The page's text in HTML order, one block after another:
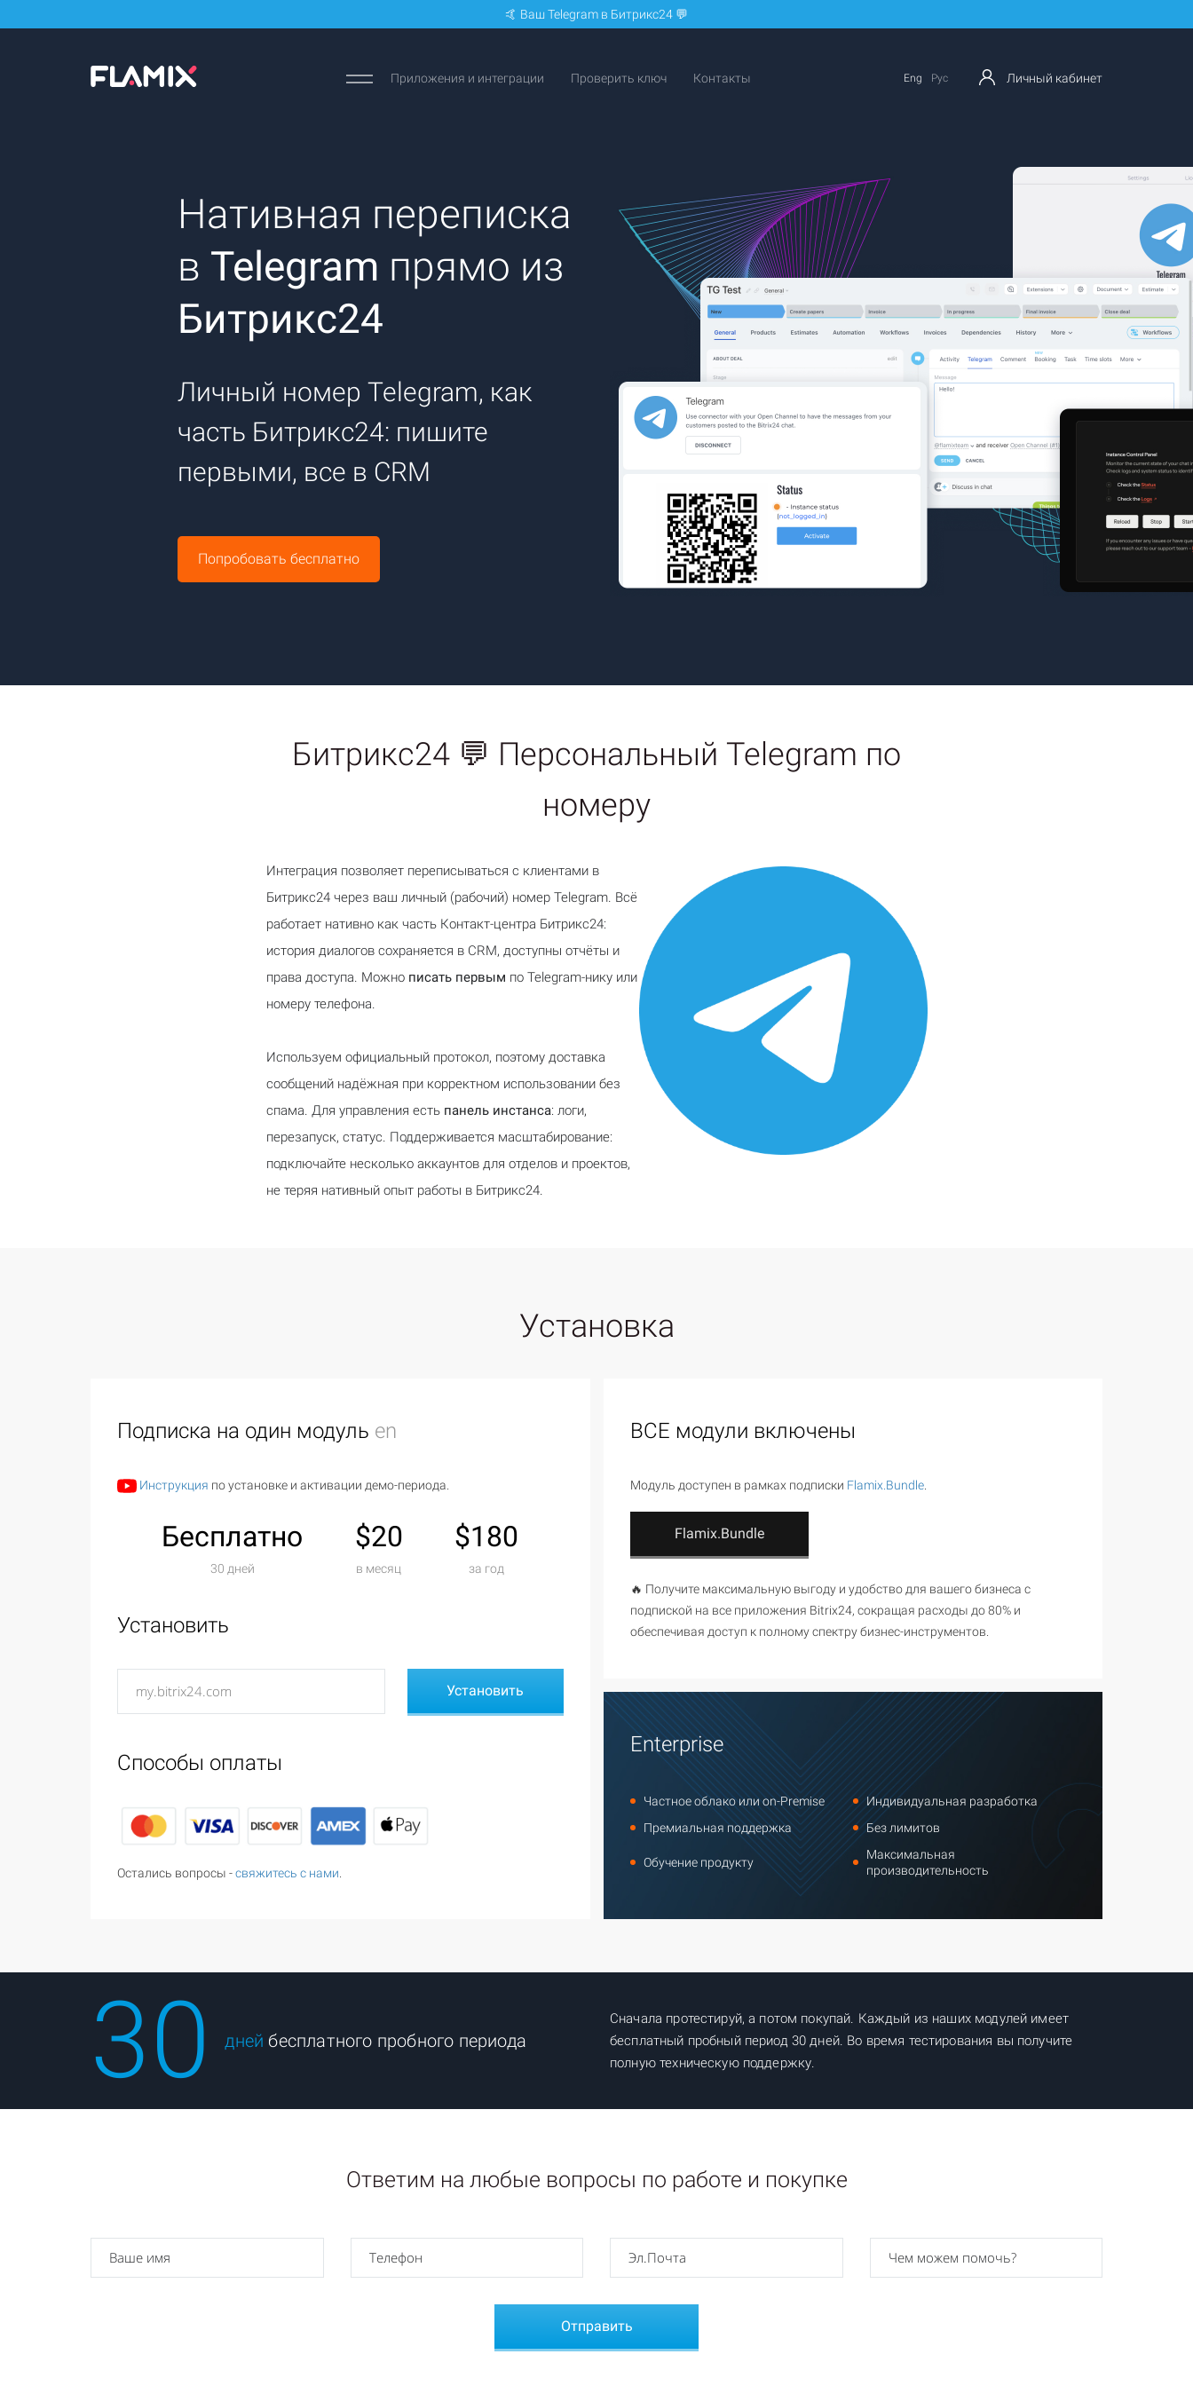
🤙 Ваш Telegram в Битрикс24 💬
Приложения и интеграции Проверить ключ Контакты Eng Рус Личный кабинет
Нативная переписка
в Telegram прямо из
Битрикс24
Личный номер Telegram, как
часть Битрикс24: пишите
первыми, все в CRM
Попробовать бесплатно
Битрикс24 💬 Персональный Telegram по
номеру
Интеграция позволяет переписываться с клиентами в
Битрикс24 через ваш личный (рабочий) номер Telegram. Всё
работает нативно как часть Контакт-центра Битрикс24:
история диалогов сохраняется в CRM, доступны отчёты и
права доступа. Можно писать первым по Telegram-нику или
номеру телефона.
Используем официальный протокол, поэтому доставка
сообщений надёжная при корректном использовании без
спама. Для управления есть панель инстанса: логи,
перезапуск, статус. Поддерживается масштабирование:
подключайте несколько аккаунтов для отделов и проектов,
не теряя нативный опыт работы в Битрикс24.
Установка
ВСЕ модули включены
Модуль доступен в рамках подписки Flamix.Bundle.
Flamix.Bundle
🔥 Получите максимальную выгоду и удобство для вашего бизнеса с
подпиской на все приложения Bitrix24, сокращая расходы до 80% и
обеспечивая доступ к полному спектру бизнес-инструментов.
Подписка на один модуль en
Инструкция по установке и активации демо-периода.
Бесплатно
30 дней
$20
в месяц
$180
за год
Установить
Способы оплаты
Остались вопросы -свяжитесь с нами.
Enterprise
Частное облако или on-Premise
Индивидуальная разработка
Премиальная поддержка
Без лимитов
Обучение продукту
Максимальная
производительность
30 дней бесплатного пробного периода
Сначала протестируй, а потом покупай. Каждый из наших модулей имеет
бесплатный пробный период 30 дней. Во время тестирования вы получите
полную техническую поддержку.
Ответим на любые вопросы по работе и покупке